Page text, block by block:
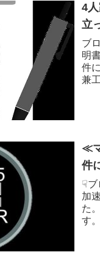
4
立
ブ
明
件
兼
≪
件
☟ブ
加
た
す